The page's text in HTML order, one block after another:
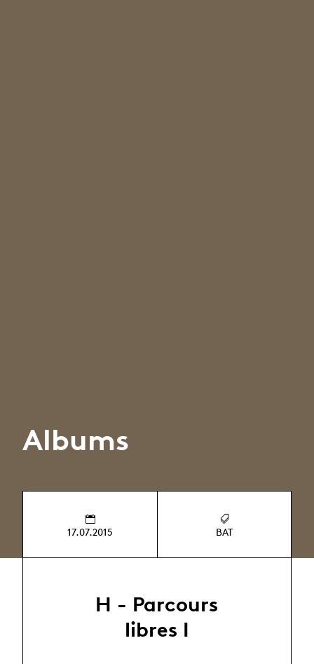
Albums
17.07.2015 BAT
H - Parcours
libres I